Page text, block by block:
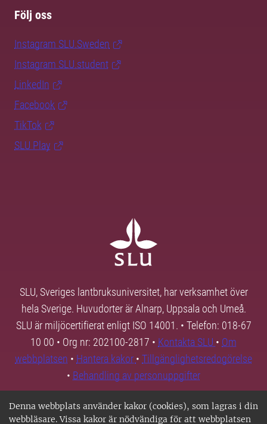
Denna webbplats använder kakor (cookies), som lagras i din
webbläsare. Vissa kakor är nödvändiga för att webbplatsen
Följ oss
Instagram SLU.Sweden
Instagram SLU.student
LinkedIn
Facebook
TikTok
SLU Play
SLU, Sveriges lantbruksuniversitet, har verksamhet över
hela Sverige. Huvudorter är Alnarp, Uppsala och Umeå.
SLU är miljöcertifierat enligt ISO 14001. • Telefon: 018-67
10 00 • Org nr: 202100-2817 • Kontakta SLU • Om
webbplatsen • Hantera kakor • Tillgänglighetsredogörelse
• Behandling av personuppgifter